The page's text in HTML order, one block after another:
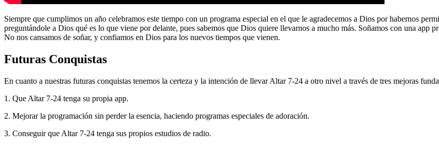
Siempre que cumplimos un año celebramos este tiempo con un programa especial en el que le agradecemos a Dios por habernos
preguntándole a Dios qué es lo que viene por delante, pues sabemos que Dios quiere llevarnos a mucho más. Soñamos con una
No nos cansamos de soñar, y confiamos en Dios para los nuevos tiempos que vienen.
Futuras Conquistas
En cuanto a nuestras futuras conquistas tenemos la certeza y la intención de llevar Altar 7-24 a otro nivel a través de tres mejoras
1. Que Altar 7-24 tenga su propia app.
2. Mejorar la programación sin perder la esencia, haciendo programas especiales de adoración.
3. Conseguir que Altar 7-24 tenga sus propios estudios de radio.